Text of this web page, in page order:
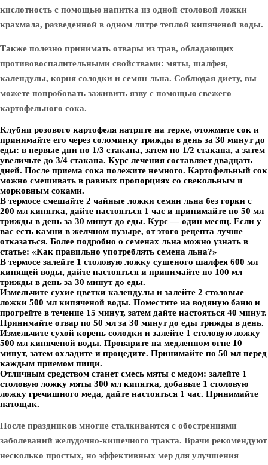
кислотность с помощью напитка из одной столовой ложки
крахмала, разведенной в одном литре теплой кипяченой воды.
Также полезно принимать отвары из трав, обладающих
противовоспалительными свойствами: мяты, шалфея,
календулы, корня солодки и семян льна. Соблюдая диету, вы
можете попробовать заживить язву с помощью свежего
картофельного сока.
Клубни розового картофеля натрите на терке, отожмите сок и
принимайте его через соломинку трижды в день за 30 минут до
еды: в первые дни по 1/3 стакана, затем по 1/2 стакана, а затем
увеличьте до 3/4 стакана. Курс лечения составляет двадцать
дней. После приема сока полежите немного. Картофельный сок
можно смешивать в равных пропорциях со свекольным и
морковным соками.
В термосе смешайте 2 чайные ложки семян льна без горки с
200 мл кипятка, дайте настояться 1 час и принимайте по 50 мл
трижды в день за 30 минут до еды. Курс — один месяц. Если у
вас есть камни в желчном пузыре, от этого рецепта лучше
отказаться. Более подробно о семенах льна можно узнать в
статье: «Как правильно употреблять семена льна?»
В термосе залейте 1 столовую ложку сушеного шалфея 600 мл
кипящей воды, дайте настояться и принимайте по 100 мл
трижды в день за 30 минут до еды.
Измельчите сухие цветки календулы и залейте 2 столовые
ложки 500 мл кипяченой воды. Поместите на водяную баню и
прогрейте в течение 15 минут, затем дайте настояться 40 минут.
Принимайте отвар по 50 мл за 30 минут до еды трижды в день.
Измельчите сухой корень солодки и залейте 1 столовую ложку
500 мл кипяченой воды. Проварите на медленном огне 10
минут, затем охладите и процедите. Принимайте по 50 мл перед
каждым приемом пищи.
Отличным средством станет смесь мяты с медом: залейте 1
столовую ложку мяты 300 мл кипятка, добавьте 1 столовую
ложку гречишного меда, дайте настояться 1 час. Принимайте
натощак.
После праздников многие сталкиваются с обострениями
заболеваний желудочно-кишечного тракта. Врачи рекомендуют
несколько простых, но эффективных мер для улучшения